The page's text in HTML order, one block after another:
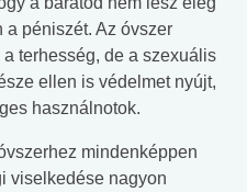
a péniszét. Az óvszer
terhesség, de a szexuális
ellen is védelmet nyújt,
használnotok.
mindenképpen
viselkedése nagyon